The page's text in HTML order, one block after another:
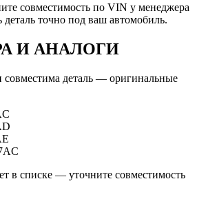
совместимость по VIN у менеджера
точно под ваш автомобиль.
И АНАЛОГИ
деталь — оригинальные
в списке — уточните совместимость